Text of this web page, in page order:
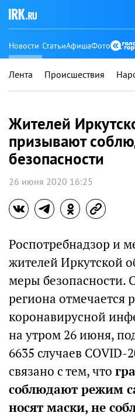
Новости СтатьиАфишаФото
Лента Происшествия
Жителей
призывают
безопасности
26 июня 2020 16:25
Роспотребнадзор и
жителей Иркутской
меры безопасности.
региона отмечается
коронавирусной
на утром 26 июня,
6635 случаев COVID-
связано с тем, что
соблюдают режим
носят маски, не